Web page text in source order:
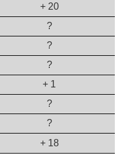
+ 20
?
?
?
+ 1
?
?
+ 18